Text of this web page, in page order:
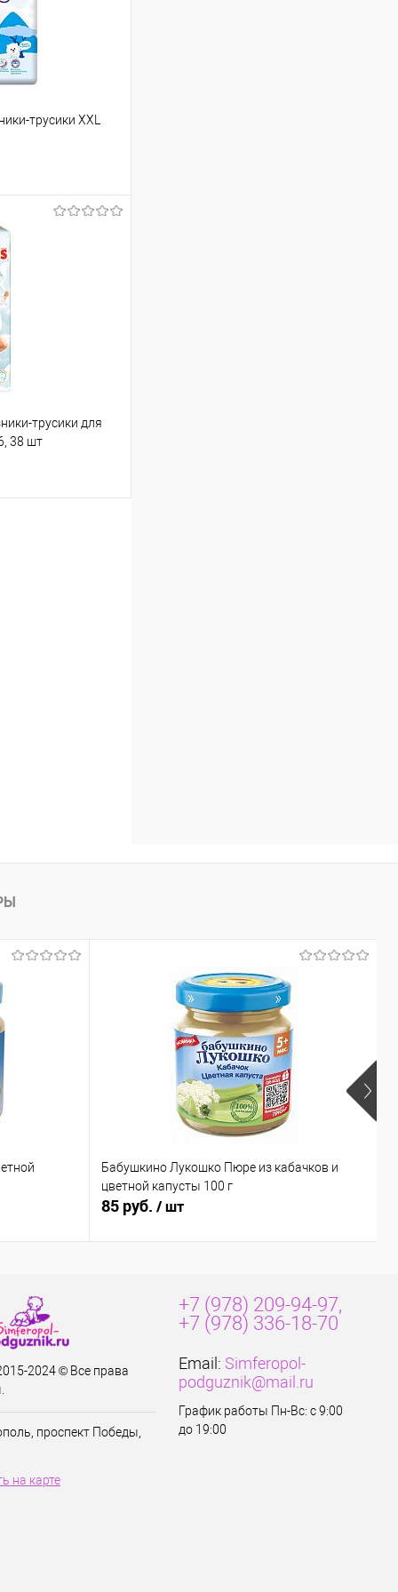
трусики XXL
трусики для
38 шт
Бабушкино Лукошко Пюре из кабачков и
цветной капусты 100 г
85 руб. / шт
2024 © Все права
проспект Победы,
на карте
+7 (978) 209-94-97,
+7 (978) 336-18-70
Email: Simferopol-
podguznik@mail.ru
График работы Пн-Вс: с 9:00
до 19:00